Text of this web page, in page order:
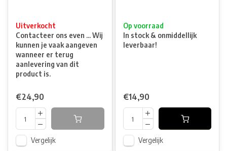
Uitverkocht
Contacteer ons even ... Wij
kunnen je vaak aangeven
wanneer er terug
aanlevering van dit
product is.
€24,90
Vergelijk
Op voorraad
In stock & onmiddellijk
leverbaar!
€14,90
Vergelijk